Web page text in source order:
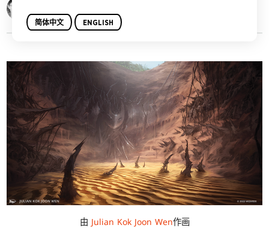
由 Julian Kok Joon Wen作画
简体中文 ENGLISH